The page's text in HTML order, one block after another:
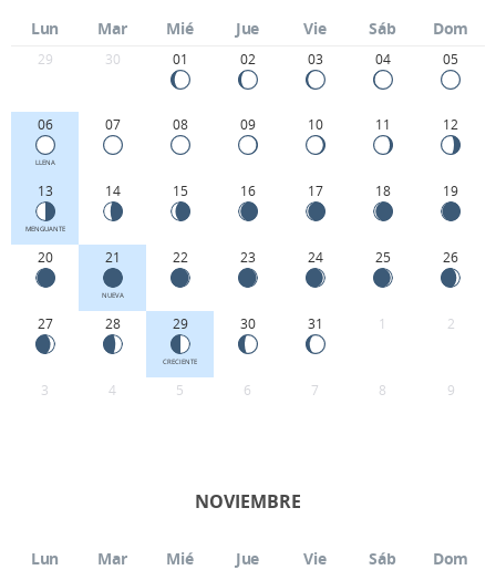
Lun Mar Mié Jue Vie Sáb Dom
29 30 01 02 03 04 05
06
LLENA
07 08 09 10 11 12
13
MENGUANTE
14 15 16 17 18 19
20 21
NUEVA
22 23 24 25 26
27 28 29
CRECIENTE
30 31 1 2
3 4 5 6 7 8 9
NOVIEMBRE
Lun Mar Mié Jue Vie Sáb Dom